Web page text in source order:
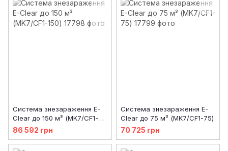
Система знезараження E-
Clear до 150 м³ (MK7/CF1-
150)
86 592 грн
Система знезараження E-
Clear до 75 м³ (MK7/CF1-75)
70 725 грн